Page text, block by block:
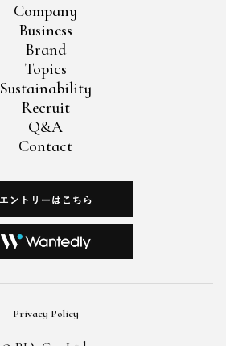
Company
Business
Brand
Topics
Sustainability
Recruit
Q&A
Contact
Privacy Policy